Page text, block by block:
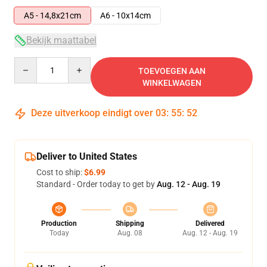
A5 - 14,8x21cm
A6 - 10x14cm
Bekijk maattabel
TOEVOEGEN AAN
WINKELWAGEN
Deze uitverkoop eindigt over 03: 55: 52
Deliver to United States
Cost to ship:$6.99
Standard - Order today to get byAug. 12 - Aug. 19
Production
Today
Shipping
Aug. 08
Delivered
Aug. 12 - Aug. 19